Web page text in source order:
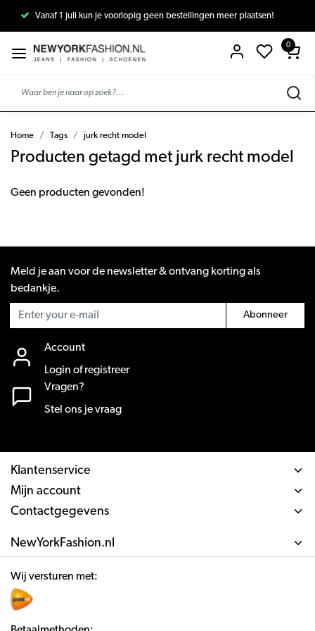
Vanaf 1 juli kun je voorlopig geen bestellingen meer plaatsen!
0
Home Tags jurk recht model
Producten getagd met jurk recht model
Geen producten gevonden!
Meld je aan voor de newsletter & ontvang korting als
bedankje.
Abonneer
Account
Login of registreer
Vragen?
Stel ons je vraag
Klantenservice
Mijn account
Contactgegevens
NewYorkFashion.nl
Wij versturen met: